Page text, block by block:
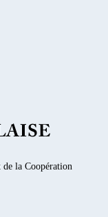
la Coopération